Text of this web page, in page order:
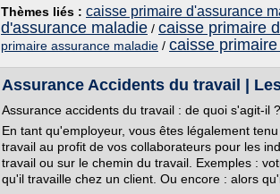
Thèmes liés : caisse primaire d'assurance
d'assurance maladie / caisse primaire
primaire assurance maladie / caisse
Assurance Accidents du travail |
Assurance accidents du travail : de quoi s'agit-il ?
En tant qu'employeur, vous êtes légalement
travail au profit de vos collaborateurs pour les
travail ou sur le chemin du travail. Exemples :
qu'il travaille chez un client. Ou encore : alors